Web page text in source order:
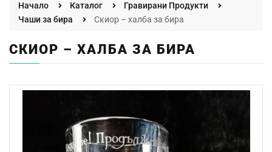
Начало Каталог
Гравирани Продукти
Чаши за бира
Скиор – халба за бира
СКИОР – ХАЛБА ЗА БИРА